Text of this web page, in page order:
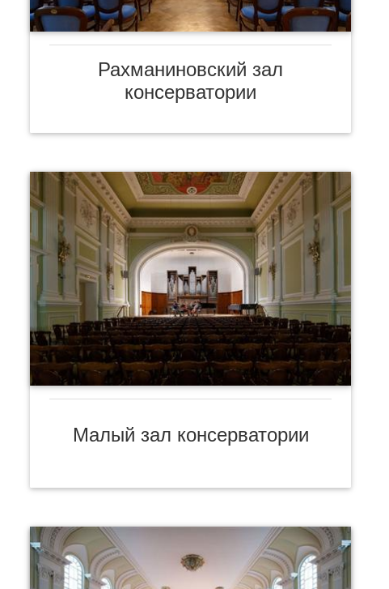
Рахманиновский зал
консерватории
Малый зал консерватории